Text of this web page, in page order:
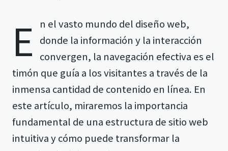
E
n el vasto mundo del diseño web,
donde la información y la interacción
convergen, la navegación efectiva es el
timón que guía a los visitantes a través de la
inmensa cantidad de contenido en línea. En
este artículo, miraremos la importancia
fundamental de una estructura de sitio web
intuitiva y cómo puede transformar la